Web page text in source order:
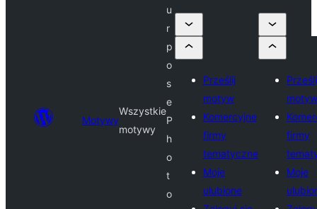
Motywy
Wszystkie
motywy
u
r
p
o
s
e
P
h
o
t
o
Prześlij
motyw
Komercyjne
firmy
tematyczne
Moje
ulubione
motyw
firmy
Moje